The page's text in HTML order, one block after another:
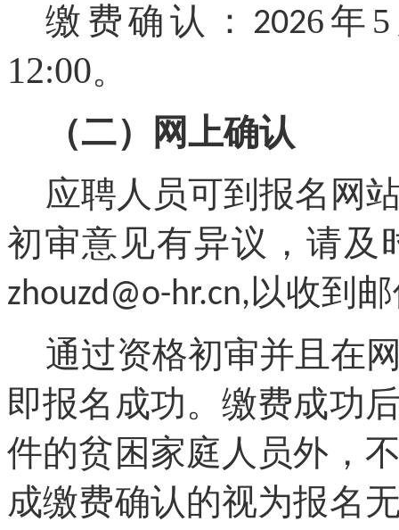
缴费确认： 2026年 5
12:00。
（二）网上确认
应聘人员可到报名网
初审意见有异议，请及
zhouzd@o-hr.cn,以收到
通过资格初审并且在
即报名成功。缴费成功
件的贫困家庭人员外，
成缴费确认的视为报名